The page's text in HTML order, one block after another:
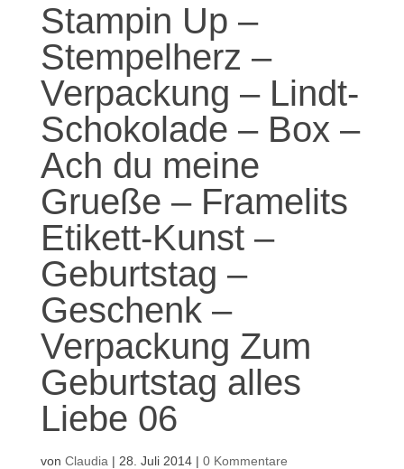
Stampin Up –
Stempelherz –
Verpackung – Lindt-
Schokolade – Box –
Ach du meine
Grueße – Framelits
Etikett-Kunst –
Geburtstag –
Geschenk –
Verpackung Zum
Geburtstag alles
Liebe 06
von Claudia | 28. Juli 2014| 0 Kommentare